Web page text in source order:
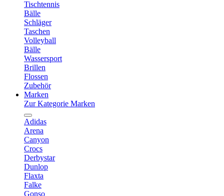
Tischtennis
Bälle
Schläger
Taschen
Volleyball
Bälle
Wassersport
Brillen
Flossen
Zubehör
Marken
Zur Kategorie Marken
Adidas
Arena
Canyon
Crocs
Derbystar
Dunlop
Flaxta
Falke
Gonso